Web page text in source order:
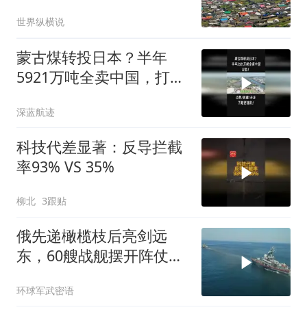
世界纵横说
蒙古煤转投日本？半年
5921万吨全卖中国，打
深蓝航迹
科技代差显著：反导拦截
率93% VS 35%
柳北 3跟贴
俄先递橄榄枝后亮剑远
东，60艘战舰摆开阵仗，
环球军武密语